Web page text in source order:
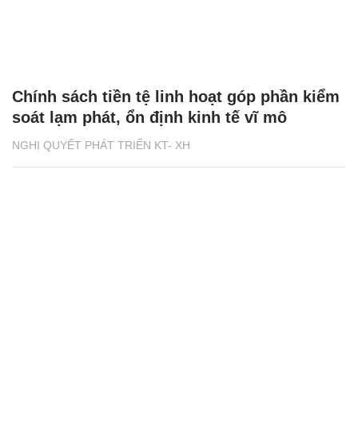
NGHỊ QUYẾT PHÁT TRIỂN KT- XH
Chính sách tiền tệ linh hoạt góp phần kiểm
soát lạm phát, ổn định kinh tế vĩ mô